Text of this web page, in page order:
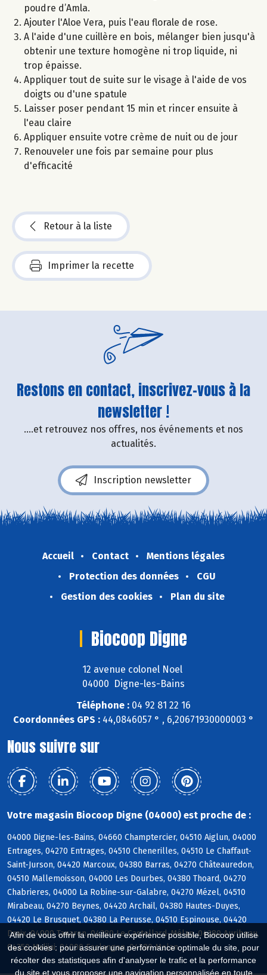
Afin de vous offrir la meilleure expérience possible, Biocoop utilise
des cookies : pour assurer une performance optimale du site, pour
récolter des statistiques afin d'analyser le trafic et la performance
du site et vous proposer une navigation personnalisée en toute
poudre d’Amla.
Ajouter l'Aloe Vera, puis l'eau florale de rose.
A l'aide d'une cuillère en bois, mélanger bien jusqu'à
obtenir une texture homogène ni trop liquide, ni
trop épaisse.
Appliquer tout de suite sur le visage à l'aide de vos
doigts ou d'une spatule
Laisser poser pendant 15 min et rincer ensuite à
l'eau claire
Appliquer ensuite votre crème de nuit ou de jour
Renouveler une fois par semaine pour plus
d'efficacité
Retour à la liste
Imprimer la recette
Restons en contact, inscrivez-vous à la
newsletter !
....et retrouvez nos offres, nos événements et nos
actualités.
Inscription newsletter
Accueil Contact
Mentions légales
Protection des données
CGU
Gestion des cookies
Plan du site
Biocoop Digne
12 avenue colonel Noel
04000 Digne-les-Bains
Téléphone : 04 92 81 22 16
Coordonnées GPS : 44,0846057 ° , 6,20671930000003 °
Nous suivre sur
Votre magasin Biocoop Digne (04000) est proche de :
04000 Digne-les-Bains, 04660 Champtercier, 04510 Aiglun, 04000
Entrages, 04270 Entrages, 04510 Chenerilles, 04510 Le Chaffaut-
Saint-Jurson, 04420 Marcoux, 04380 Barras, 04270 Châteauredon,
04510 Mallemoisson, 04000 Les Dourbes, 04380 Thoard, 04270
Chabrieres, 04000 La Robine-sur-Galabre, 04270 Mézel, 04510
Mirabeau, 04270 Beynes, 04420 Archail, 04380 Hautes-Duyes,
04420 Le Brusquet, 04380 La Perusse, 04510 Espinouse, 04420
Draix, 04000 Tanaron, 04380 Le Castellard-Mélan, 04380 Auribeau,
04350 Malijai, 04000 Esclangon, 04380 Melan